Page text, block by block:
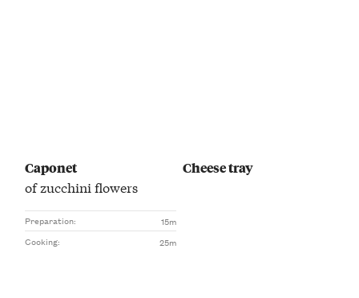
Caponet
of zucchini flowers
Preparation:
15m
Cooking:
25m
Cheese tray